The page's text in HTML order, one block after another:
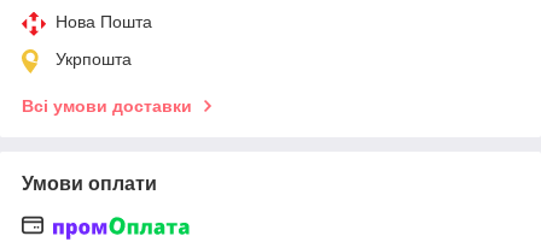
Нова Пошта
Укрпошта
Всі умови доставки
Умови оплати